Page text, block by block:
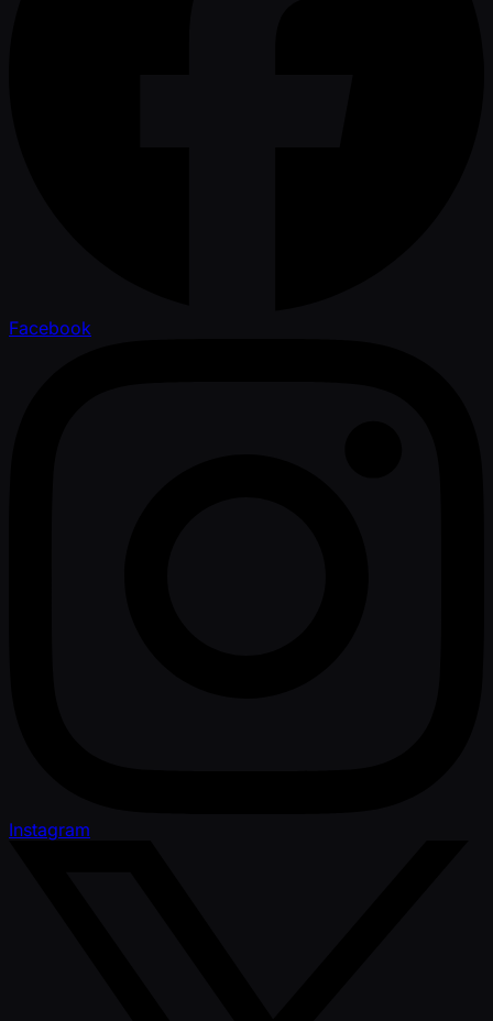
Facebook
Instagram